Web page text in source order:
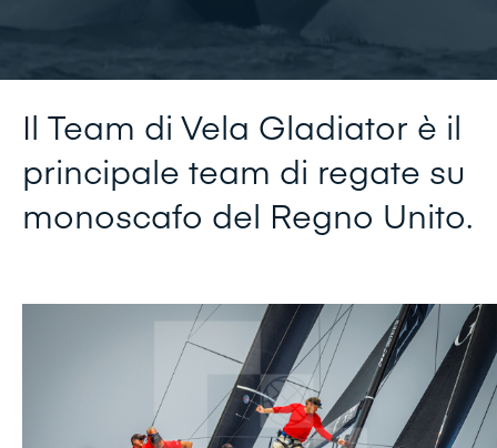
Il Team di Vela Gladiator è il
principale team di regate su
monoscafo del Regno Unito.